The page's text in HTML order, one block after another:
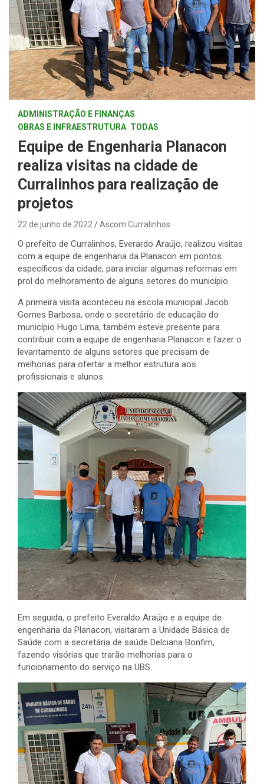
ADMINISTRAÇÃO E FINANÇAS
OBRAS E INFRAESTRUTURA TODAS
Equipe de Engenharia Planacon
realiza visitas na cidade de
Curralinhos para realização de
projetos
22 de junho de 2022 Ascom Curralinhos
O prefeito de Curralinhos, Everardo Araújo, realizou visitas
com a equipe de engenharia da Planacon em pontos
específicos da cidade, para iniciar algumas reformas em
prol do melhoramento de alguns setores do município.
A primeira visita aconteceu na escola municipal Jacob
Gomes Barbosa, onde o secretário de educação do
município Hugo Lima, também esteve presente para
contribuir com a equipe de engenharia Planacon e fazer o
levantamento de alguns setores que precisam de
melhorias para ofertar a melhor estrutura aos
profissionais e alunos.
Em seguida, o prefeito Everaldo Araújo e a equipe de
engenharia da Planacon, visitaram a Unidade Básica de
Saúde com a secretária de saúde Delciana Bonfim,
fazendo visórias que trarão melhorias para o
funcionamento do serviço na UBS.